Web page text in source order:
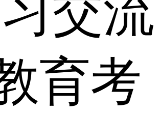
交流
育考